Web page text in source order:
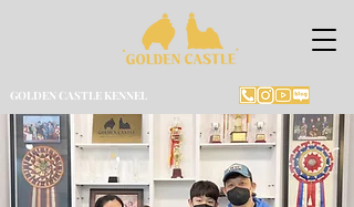
GOLDEN CASTLE KENNEL